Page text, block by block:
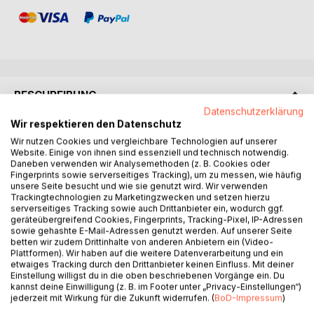
BESCHREIBUNG
Die 172 Briefe des Königs und der Königin aus den Jahren
1844-1845 dienten als Ersatz für Tagebuch-Eintragungen.
Lassen Sie sich entführen in den Alltag der hohen
Herrschaften, wenn der Ehepartner auf Reisen war.
Begleiten Sie den König auf seinen Wegen zu anderen
Herrschern oder auf einem Bauernwagen in
Überschwemmungsgebiete in Ostpreußen. Beobachten
Sie das Familienleben bei der kinderreichen
Verwandtschaft in Preußen, Sachsen, Bayern und
Österreich. Werden Sie Zeuge dramatischer Ereignisse
oder schlendern Sie mit dem Königspaar durch die
Gewerbeausstellung des Deutschen Zollvereins im Berliner
Datenschutzerklärung
Wir respektieren den Datenschutz
Wir nutzen Cookies und vergleichbare Technologien auf unserer
Website. Einige von ihnen sind essenziell und technisch notwendig.
Daneben verwenden wir Analysemethoden (z. B. Cookies oder
Fingerprints sowie serverseitiges Tracking), um zu messen, wie häufig
unsere Seite besucht und wie sie genutzt wird. Wir verwenden
Trackingtechnologien zu Marketingzwecken und setzen hierzu
serverseitiges Tracking sowie auch Drittanbieter ein, wodurch ggf.
geräteübergreifend Cookies, Fingerprints, Tracking-Pixel, IP-Adressen
sowie gehashte E-Mail-Adressen genutzt werden. Auf unserer Seite
betten wir zudem Drittinhalte von anderen Anbietern ein (Video-
Plattformen). Wir haben auf die weitere Datenverarbeitung und ein
etwaiges Tracking durch den Drittanbieter keinen Einfluss. Mit deiner
Einstellung willigst du in die oben beschriebenen Vorgänge ein. Du
kannst deine Einwilligung (z. B. im Footer unter „Privacy-Einstellungen“)
jederzeit mit Wirkung für die Zukunft widerrufen. (BoD-Impressum)